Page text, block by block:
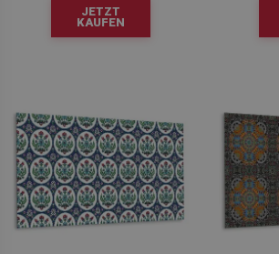
JETZT
KAUFEN